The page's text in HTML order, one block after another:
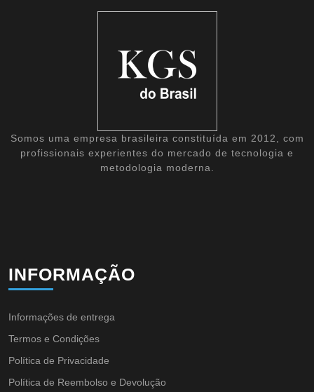
Somos uma empresa brasileira constituída em 2012, com
profissionais experientes do mercado de tecnologia e
metodologia moderna.
INFORMAÇÃO
Informações de entrega
Termos e Condições
Política de Privacidade
Política de Reembolso e Devolução